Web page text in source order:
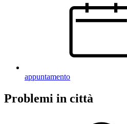
appuntamento
Problemi in città